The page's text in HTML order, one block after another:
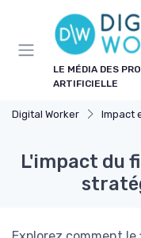
LE MÉDIA DES
ARTIFICIELLE
Digital Worker Impact
L'impact du